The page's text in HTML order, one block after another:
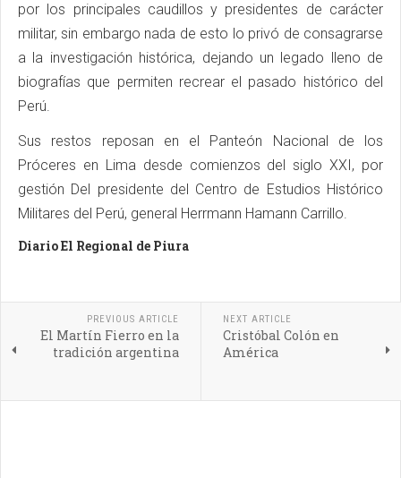
por los principales caudillos y presidentes de carácter
militar, sin embargo nada de esto lo privó de consagrarse
a la investigación histórica, dejando un legado lleno de
biografías que permiten recrear el pasado histórico del
Perú.
Sus restos reposan en el Panteón Nacional de los
Próceres en Lima desde comienzos del siglo XXI, por
gestión Del presidente del Centro de Estudios Histórico
Militares del Perú, general Herrmann Hamann Carrillo.
Diario El Regional de Piura
PREVIOUS ARTICLE
El Martín Fierro en la
tradición argentina
NEXT ARTICLE
Cristóbal Colón en
América